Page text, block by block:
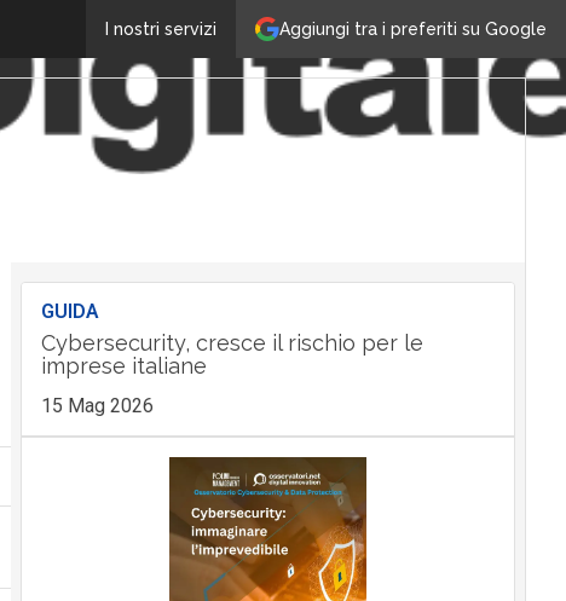
Aggiungi tra i preferiti su Google
I nostri servizi
GUIDA
Cybersecurity, cresce il rischio per le
imprese italiane
15 Mag 2026